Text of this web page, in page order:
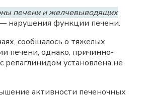
печени и желчевыводящих
нарушения функции печени.
сообщалось о тяжелых
печени, однако, причинно-
репаглинидом установлена не
активности печеночных